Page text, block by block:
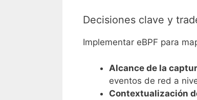
Decisiones clave y
Implementar eBPF para
Alcance de la
eventos de red a
Contextualización